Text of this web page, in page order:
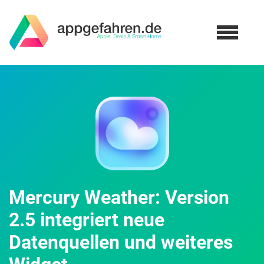
Mercury Weather: Version
2.5 integriert neue
Datenquellen und weiteres